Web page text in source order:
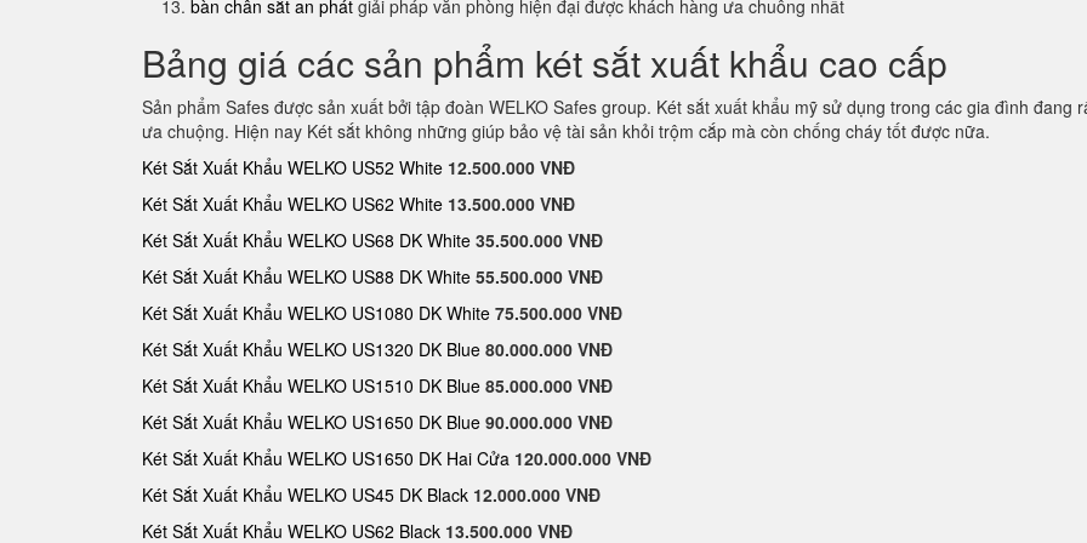
bàn chân sắt an phát giải pháp văn phòng hiện đại được khách hàng ưa chuông nhất
Bảng giá các sản phẩm két sắt xuất khẩu cao cấp
Sản phẩm Safes được sản xuất bởi tập đoàn WELKO Safes group. Két sắt xuất khẩu mỹ sử dụng trong các gia đình đang
ưa chuộng. Hiện nay Két sắt không những giúp bảo vệ tài sản khỏi trộm cắp mà còn chống cháy tốt được nữa.
Két Sắt Xuất Khẩu WELKO US52 White 12.500.000 VNĐ
Két Sắt Xuất Khẩu WELKO US62 White 13.500.000 VNĐ
Két Sắt Xuất Khẩu WELKO US68 DK White 35.500.000 VNĐ
Két Sắt Xuất Khẩu WELKO US88 DK White 55.500.000 VNĐ
Két Sắt Xuất Khẩu WELKO US1080 DK White 75.500.000 VNĐ
Két Sắt Xuất Khẩu WELKO US1320 DK Blue 80.000.000 VNĐ
Két Sắt Xuất Khẩu WELKO US1510 DK Blue 85.000.000 VNĐ
Két Sắt Xuất Khẩu WELKO US1650 DK Blue 90.000.000 VNĐ
Két Sắt Xuất Khẩu WELKO US1650 DK Hai Cửa 120.000.000 VNĐ
Két Sắt Xuất Khẩu WELKO US45 DK Black 12.000.000 VNĐ
Két Sắt Xuất Khẩu WELKO US62 Black 13.500.000 VNĐ